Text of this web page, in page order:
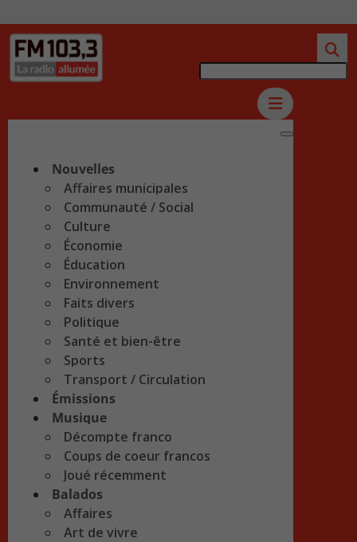
Nouvelles
Affaires municipales
Communauté / Social
Culture
Économie
Éducation
Environnement
Faits divers
Politique
Santé et bien-être
Sports
Transport / Circulation
Émissions
Musique
Décompte franco
Coups de coeur francos
Joué récemment
Balados
Affaires
Art de vivre